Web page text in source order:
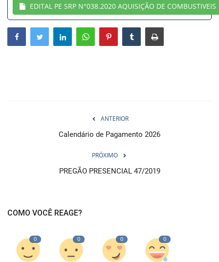
Webmail
Contato
EDITAL PE SRP N°038.2020 AQUISIÇÃO DE COMBUSTIVEIS
ANTERIOR
Calendário de Pagamento 2026
PRÓXIMO
PREGÃO PRESENCIAL 47/2019
COMO VOCÊ REAGE?
0 0 0 0